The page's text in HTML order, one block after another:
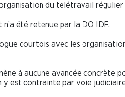
du télétravail régulier
été retenue par la DO IDF.
courtois avec les
à aucune avancée concrète
y est contrainte par voie